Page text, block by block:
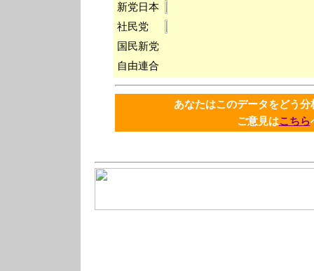
新党日本
社民党
国民新党
自由連合
あなたはこのデータをどう
ご意見はこちら